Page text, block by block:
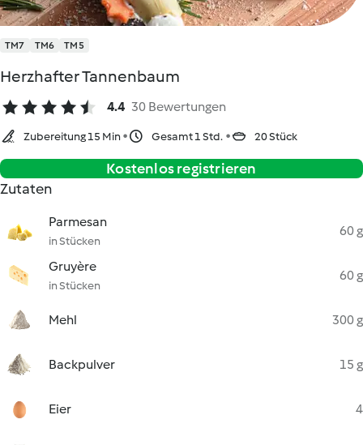
TM7 TM6 TM5
Herzhafter Tannenbaum
4.4 30 Bewertungen
Zubereitung 15 Min Gesamt 1 Std. 20 Stück
Kostenlos registrieren
Zutaten
Parmesan
in Stücken
60 g
Gruyère
in Stücken
60 g
Mehl 300 g
Backpulver 15 g
Eier 4